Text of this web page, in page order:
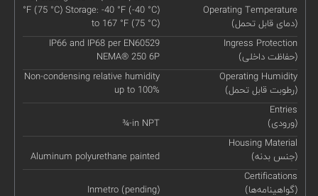
Operating Temperature
(دمای قابل تحمل)
°F (75 °C) Storage: -40 °F (-40 °C)
to 167 °F (75 °C)
Ingress Protection
(حفاظت داخلی)
IP66 and IP68 per EN60529
NEMA® 250 6P
Operating Humidity
(رطوبت قابل تحمل)
Non-condensing relative humidity
up to 100%
Entries
(ورودی)
¾-in NPT
Housing Material
(جنس بدنه)
Aluminum polyurethane painted
Certifications
(گواهینامه‌ها)
Inmetro (pending)